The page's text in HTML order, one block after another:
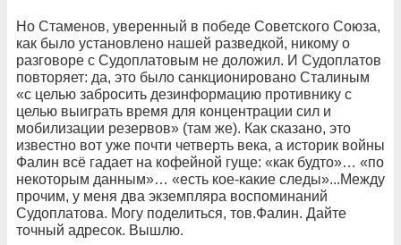
Но Стаменов, уверенный в победе Советского Союза,
как было установлено нашей разведкой, никому о
разговоре с Судоплатовым не доложил. И Судоплатов
повторяет: да, это было санкционировано Сталиным
«с целью забросить дезинформацию противнику с
целью выиграть время для концентрации сил и
мобилизации резервов» (там же). Как сказано, это
известно вот уже почти четверть века, а историк войны
Фалин всё гадает на кофейной гуще: «как будто»… «по
некоторым данным»… «есть кое-какие следы»...Между
прочим, у меня два экземпляра воспоминаний
Судоплатова. Могу поделиться, тов.Фалин. Дайте
точный адресок. Вышлю.